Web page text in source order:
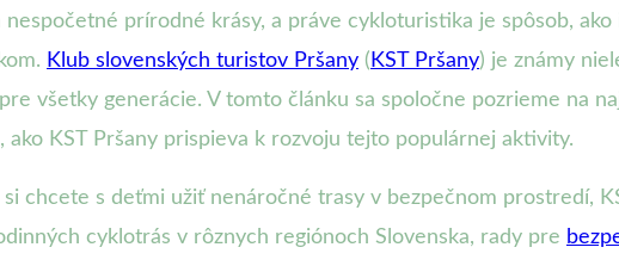
prírodné krásy, a práve cykloturistika je spôsob,
Klub slovenských turistov Pršany ( KST Pršany) je známy
všetky generácie. V tomto článku sa spoločne pozrieme na
KST Pršany prispieva k rozvoju tejto populárnej aktivity.
chcete s deťmi užiť nenáročné trasy v bezpečnom prostredí,
cyklotrás v rôznych regiónoch Slovenska, rady pre